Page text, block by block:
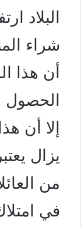
البلاد
شراء
أن هذا
الحصول
إلا أن
يزال
من
في